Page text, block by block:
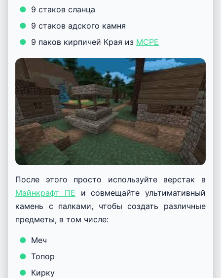
9 стаков сланца
9 стаков адского камня
9 паков кирпичей Края из MCPE
После этого просто используйте верстак в
Майнкрафт ПЕ и совмещайте ультимативный
камень с палками, чтобы создать различные
предметы, в том числе:
Меч
Топор
Кирку